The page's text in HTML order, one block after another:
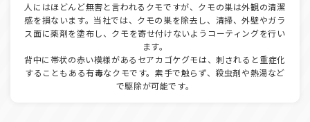
人にはほどんど無害と言われるクモですが、クモの巣は外観の清潔
感を損ないます。当社では、クモの巣を除去し、清掃、外壁やガラ
ス面に薬剤を塗布し、クモを寄せ付けないようコーティングを行い
ます。
背中に帯状の赤い模様があるセアカゴケグモは、刺されると重症化
することもある有毒なクモです。素手で触らず、殺虫剤や熱湯など
で駆除が可能です。